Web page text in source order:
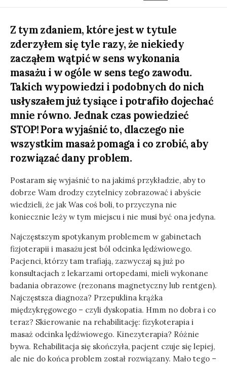
Z tym zdaniem, które jest w tytule
zderzyłem się tyle razy, że niekiedy
zacząłem wątpić w sens wykonania
masażu i w ogóle w sens tego zawodu.
Takich wypowiedzi i podobnych do nich
usłyszałem już tysiące i potrafiło dojechać
mnie równo. Jednak czas powiedzieć
STOP! Pora wyjaśnić to, dlaczego nie
wszystkim masaż pomaga i co zrobić, aby
rozwiązać dany problem.
Postaram się wyjaśnić to na jakimś przykładzie, aby to
dobrze Wam drodzy czytelnicy zobrazować i abyście
wiedzieli, że jak Was coś boli, to przyczyna nie
koniecznie leży w tym miejscu i nie musi być ona jedyna.
Najczęstszym spotykanym problemem w gabinetach
fizjoterapii i masażu jest ból odcinka lędźwiowego.
Pacjenci, którzy tam trafiają, zazwyczaj są już po
konsultacjach z lekarzami ortopedami, mieli wykonane
badania obrazowe (rezonans magnetyczny lub rentgen).
Najczęstsza diagnoza? Przepuklina krążka
międzykręgowego – czyli dyskopatia. Hmm no dobra i co
teraz? Skierowanie na rehabilitację: fizykoterapia i
masaż odcinka lędźwiowego. Kinezyterapia? Różnie
bywa. Rehabilitacja się skończyła, pacjent czuje się lepiej,
ale nie do końca problem został rozwiązany. Mało tego –